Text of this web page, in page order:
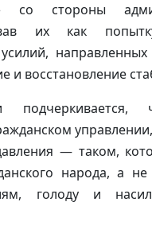
со стороны
их как
и восстановление
подчеркивается,
— таком,
народа, а не
голоду и